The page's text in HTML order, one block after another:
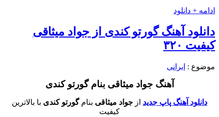
ادامه + دانلود
دانلود آهنگ گورتو کندی از جواد میثاقی
کیفیت ۳۲۰
موضوع : ایرانی
آهنگ جواد میثاقی بنام گورتو کندی
دانلود آهنگ پاپ جدید از جواد میثاقی بنامگورتو کندی با بالاترین
کیفیت